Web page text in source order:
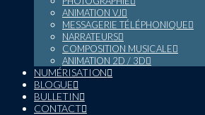
ANIMATION VJ
MESSAGERIE TÉLÉPHONIQUE
NARRATEURS
COMPOSITION MUSICALE
ANIMATION 2D / 3D
NUMÉRISATION
BLOGUE
BULLETIN
CONTACT